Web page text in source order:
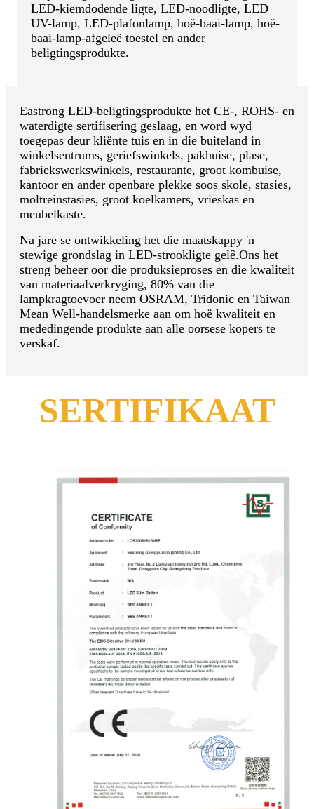
LED-kiemdodende ligte, LED-noodligte, LED
UV-lamp, LED-plafonlamp, hoë-baai-lamp, hoë-
baai-lamp-afgeleë toestel en ander
beligtingsprodukte.
Eastrong LED-beligtingsprodukte het CE-, ROHS- en
waterdigte sertifisering geslaag, en word wyd
toegepas deur kliënte tuis en in die buiteland in
winkelsentrums, geriefswinkels, pakhuise, plase,
fabriekswerkswinkels, restaurante, groot kombuise,
kantoor en ander openbare plekke soos skole, stasies,
moltreinstasies, groot koelkamers, vrieskas en
meubelkaste.
Na jare se ontwikkeling het die maatskappy 'n
stewige grondslag in LED-strookligte gelê.Ons het
streng beheer oor die produksieproses en die kwaliteit
van materiaalverkryging, 80% van die
lampkragtoevoer neem OSRAM, Tridonic en Taiwan
Mean Well-handelsmerke aan om hoë kwaliteit en
mededingende produkte aan alle oorsese kopers te
verskaf.
SERTIFIKAAT